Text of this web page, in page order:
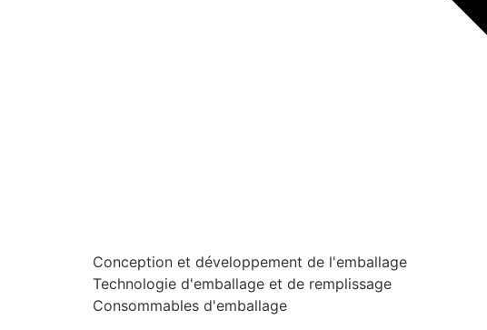
Conception et développement de l'emballage
Technologie d'emballage et de remplissage
Consommables d'emballage